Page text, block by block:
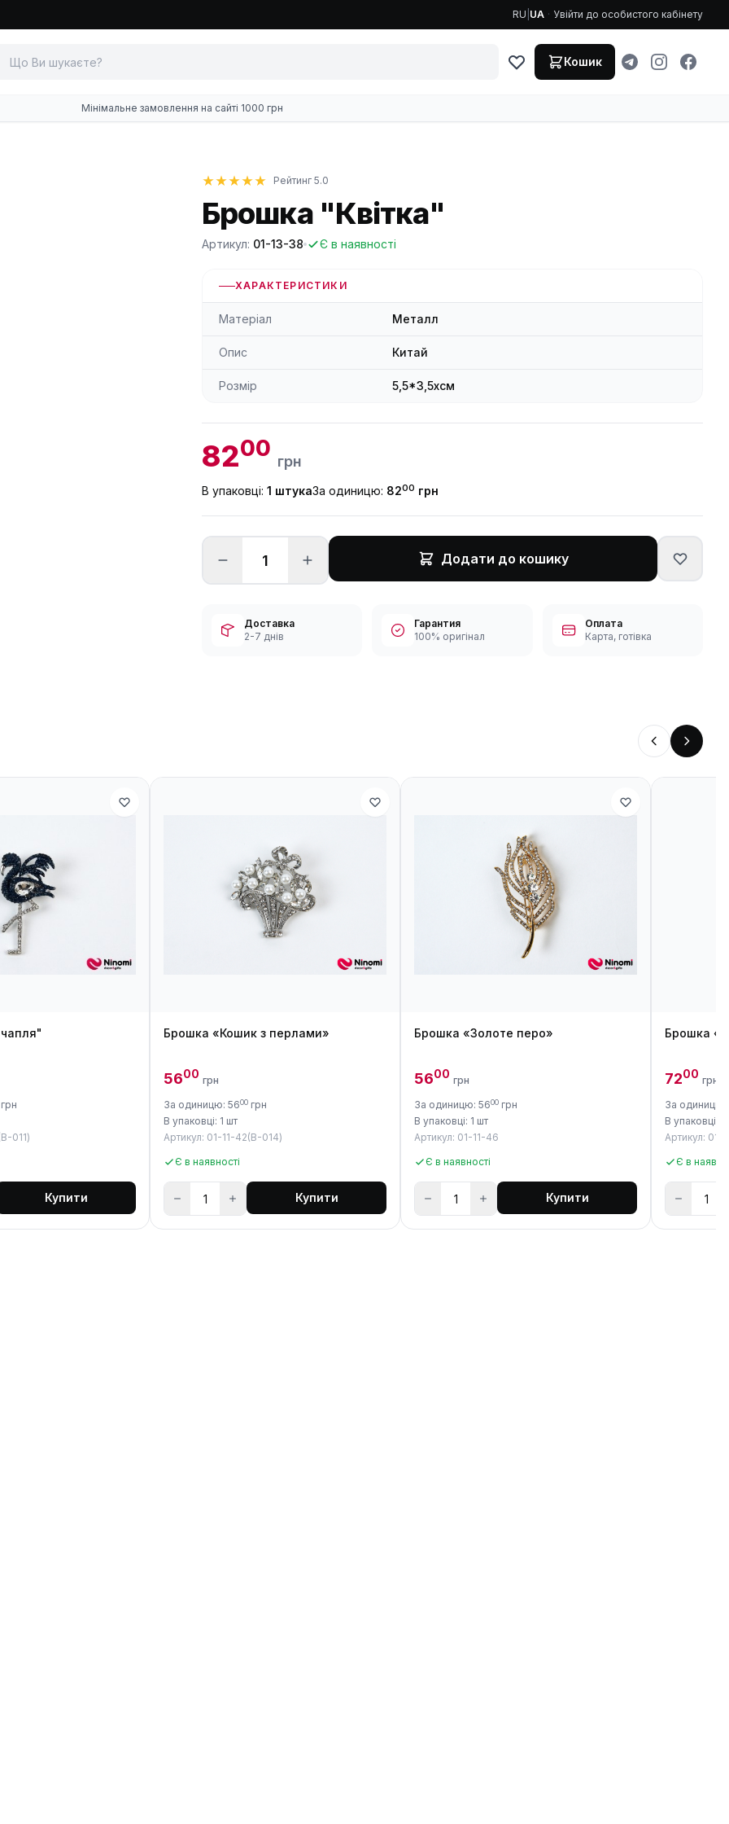
RU UA · Увійти до особистого кабінету
Кошик
Мінімальне замовлення на сайті 1000 грн
Рейтинг 5.0
Брошка "Квітка"
Артикул: 01-13-38 Є в наявності
ХАРАКТЕРИСТИКИ
Матеріал Металл
Опис Китай
Розмір 5,5*3,5xсм
8200 грн
В упаковці: 1 штукаЗа одиницю: 8200 грн
Додати до кошику
Доставка
2-7 днів
Гарантия
100% оригінал
Оплата
Карта, готівка
грн
011)
Купити
Брошка «Кошик з перлами»
5600 грн
За одиницю: 5600 грн
В упаковці: 1 шт
Артикул: 01-11-42(B-014)
Є в наявності
Купити
Брошка «Золоте перо»
5600 грн
За одиницю: 5600 грн
В упаковці: 1 шт
Артикул: 01-11-46
Є в наявності
Купити
Брошка
7200 грн
За одиницю:
В упаковці: 1
Артикул: 01-
Є в